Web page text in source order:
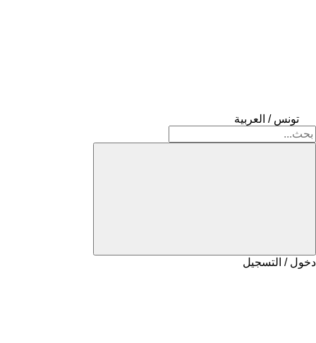
تونس / العربية
دخول / التسجيل